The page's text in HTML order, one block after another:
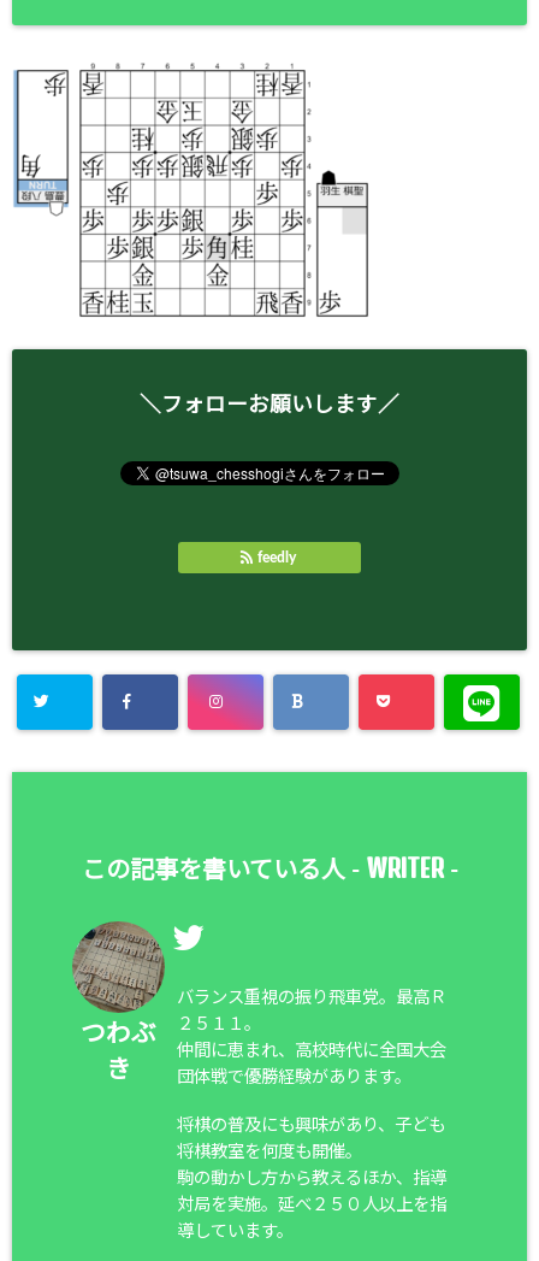
＼フォローお願いします／
feedly
この記事を書いている人 - WRITER-
つわぶ
き
バランス重視の振り飛車党。最高Ｒ
２５１１。
仲間に恵まれ、高校時代に全国大会
団体戦で優勝経験があります。
将棋の普及にも興味があり、子ども
将棋教室を何度も開催。
駒の動かし方から教えるほか、指導
対局を実施。延べ２５０人以上を指
導しています。